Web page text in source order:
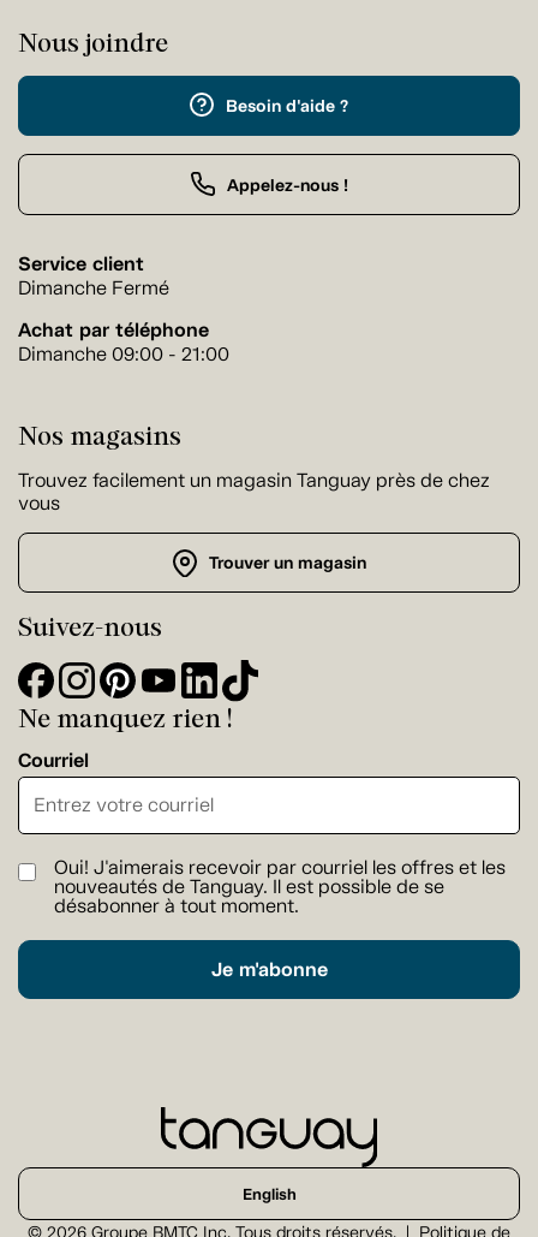
Nous joindre
Besoin d'aide ?
Appelez-nous !
Service client
Dimanche Fermé
Achat par téléphone
Dimanche 09:00 - 21:00
Nos magasins
Trouvez facilement un magasin Tanguay près de chez
vous
Trouver un magasin
Suivez-nous
Ne manquez rien !
Courriel
Oui! J'aimerais recevoir par courriel les offres et les
nouveautés de Tanguay. Il est possible de se
désabonner à tout moment.
Je m'abonne
© 2026 Groupe BMTC Inc. Tous droits réservés. Politique de
English